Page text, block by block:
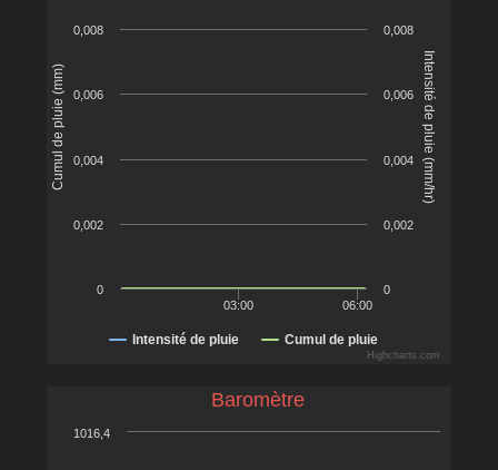
Cumul de pluie (mm) Intensité de pluie (mm/hr)
Intensité de pluie Cumul de pluie
06:00
03:00
0
0,002
0,004
0,006
0,008
0
0,002
0,004
0,006
0,008
Highcharts.com
1016,4
Baromètre